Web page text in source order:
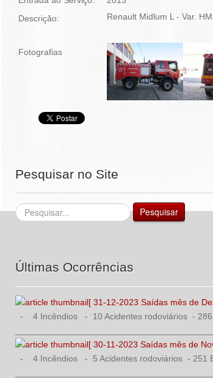
Descrição:
Renault Midlum L - Var.
Fotografias
Pesquisar no Site
Pesquisar... Pesquisar
Últimas Ocorrências
[ 31-12-2023 Saídas mês de
- 4 Incêndios - 10 Acidentes rodoviários - 286
[ 30-11-2023 Saídas mês de
- 4 Incêndios - 5 Acidentes rodoviários - 251